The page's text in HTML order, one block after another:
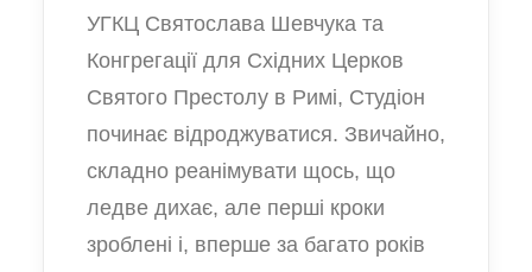
УГКЦ Святослава Шевчука та
Конгрегації для Східних Церков
Святого Престолу в Римі, Студіон
починає відроджуватися. Звичайно,
складно реанімувати щось, що
ледве дихає, але перші кроки
зроблені і, вперше за багато років